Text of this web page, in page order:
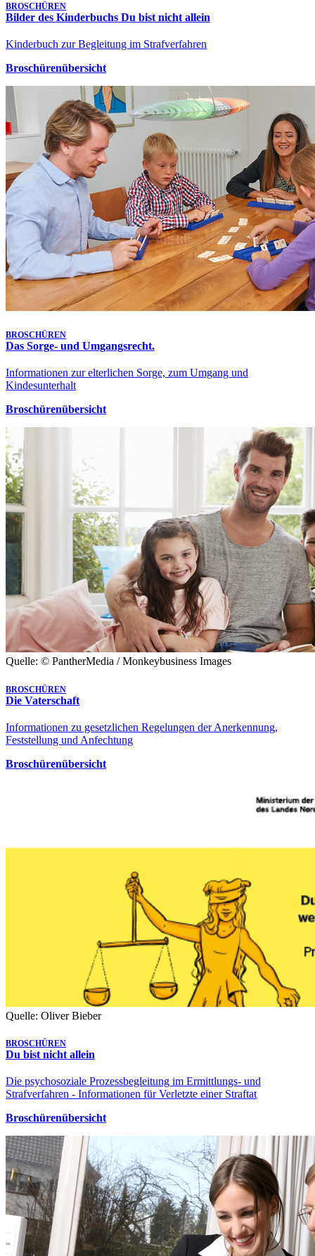
BROSCHÜREN
Bilder des Kinderbuchs Du bist nicht allein
Kinderbuch zur Begleitung im Strafverfahren
Broschürenübersicht
BROSCHÜREN
Das Sorge- und Umgangsrecht.
Informationen zur elterlichen Sorge, zum Umgang und
Kindesunterhalt
Broschürenübersicht
Quelle: © PantherMedia / Monkeybusiness Images
BROSCHÜREN
Die Vaterschaft
Informationen zu gesetzlichen Regelungen der Anerkennung,
Feststellung und Anfechtung
Broschürenübersicht
Quelle: Oliver Bieber
BROSCHÜREN
Du bist nicht allein
Die psychosoziale Prozessbegleitung im Ermittlungs- und
Strafverfahren - Informationen für Verletzte einer Straftat
Broschürenübersicht